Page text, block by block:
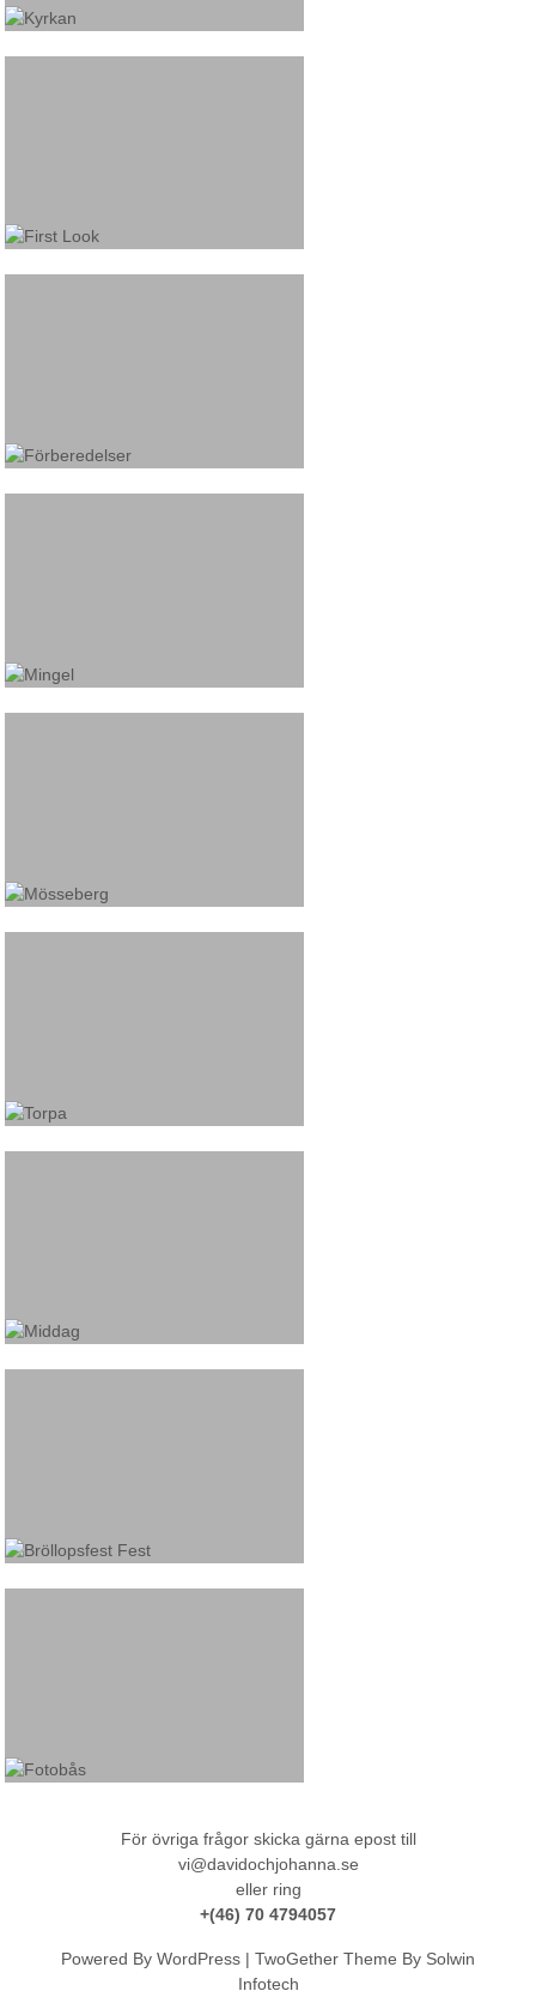
För övriga frågor skicka gärna epost till
vi@davidochjohanna.se
eller ring
+(46) 70 4794057
Powered By WordPress | TwoGether Theme By Solwin
Infotech